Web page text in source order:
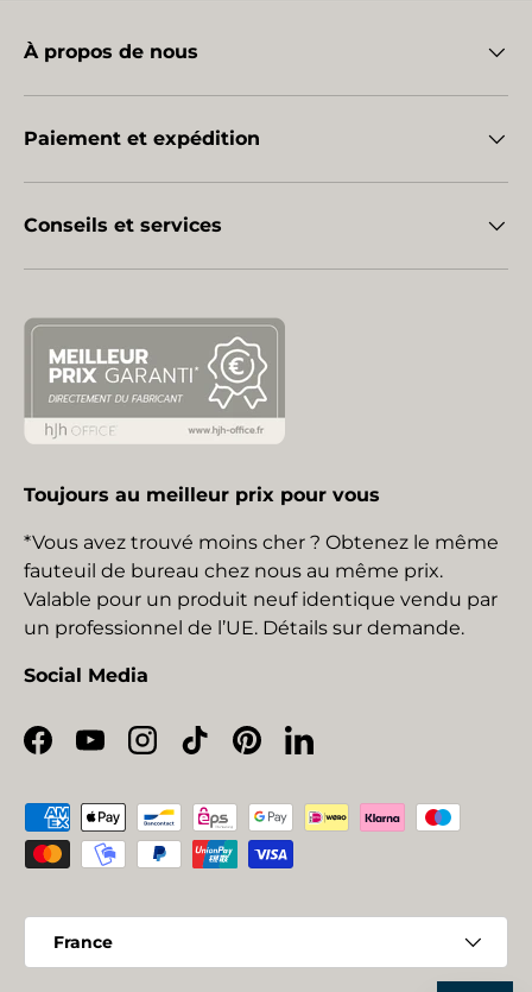
À propos de nous
Paiement et expédition
Conseils et services
Toujours au meilleur prix pour vous
*Vous avez trouvé moins cher ? Obtenez le même
fauteuil de bureau chez nous au même prix.
Valable pour un produit neuf identique vendu par
un professionnel de l’UE. Détails sur demande.
Social Media
Facebook
YouTubeInstagram
TikTokPinterestLinkedIn
Moyens de paiement acceptés
France